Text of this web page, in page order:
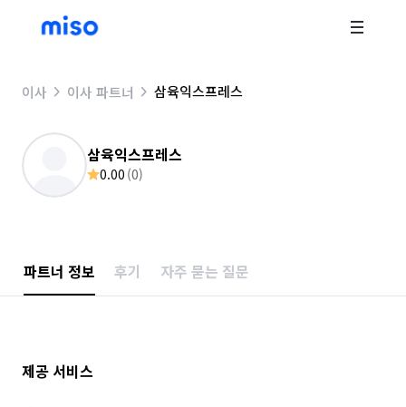
이사 이사 파트너 삼육익스프레스
삼육익스프레스
0.00 (0)
파트너 정보 후기 자주 묻는 질문
제공 서비스